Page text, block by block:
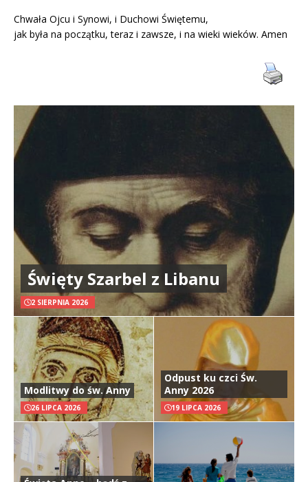
Chwała Ojcu i Synowi, i Duchowi Świętemu,
jak była na początku, teraz i zawsze, i na wieki wieków. Amen
Święty Szarbel z Libanu
2 SIERPNIA 2026
Modlitwy do św. Anny
26 LIPCA 2026
Odpust ku czci Św.
Anny 2026
19 LIPCA 2026